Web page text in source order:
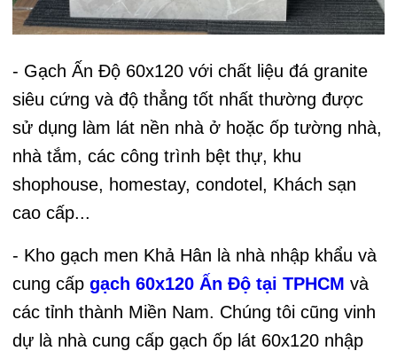
- Gạch Ấn Độ 60x120 với chất liệu đá granite
siêu cứng và độ thẳng tốt nhất thường được
sử dụng làm lát nền nhà ở hoặc ốp tường nhà,
nhà tắm, các công trình bệt thự, khu
shophouse, homestay, condotel, Khách sạn
cao cấp...
- Kho gạch men Khả Hân là nhà nhập khẩu và
cung cấpgạch 60x120 Ấn Độ tại TPHCM và
các tỉnh thành Miền Nam. Chúng tôi cũng vinh
dự là nhà cung cấp gạch ốp lát 60x120 nhập